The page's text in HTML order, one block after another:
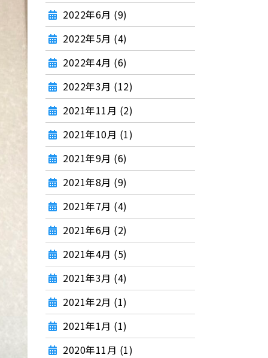
2022年6月 (9)
2022年5月 (4)
2022年4月 (6)
2022年3月 (12)
2021年11月 (2)
2021年10月 (1)
2021年9月 (6)
2021年8月 (9)
2021年7月 (4)
2021年6月 (2)
2021年4月 (5)
2021年3月 (4)
2021年2月 (1)
2021年1月 (1)
2020年11月 (1)